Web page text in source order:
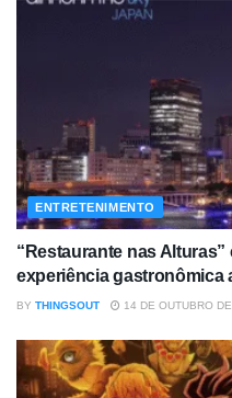
ENTRETENIMENTO
“Restaurante nas
experiência gastronômica
BY THINGSOUT 14 DE OUTUBRO